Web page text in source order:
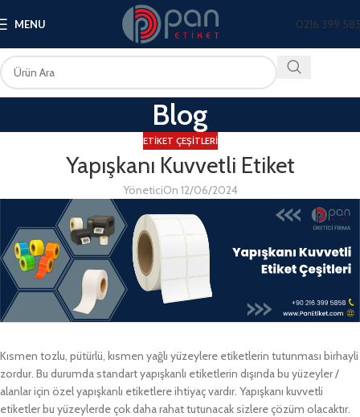
MENU 0216 399
Blog
ETIKET ÇEŞITLERI
Yapışkanı Kuvvetli Etiket
YöneticiOn 12/06/2024
Kısmen tozlu, pütürlü, kısmen yağlı yüzeylere etiketlerin tutunması birhayli
zordur. Bu durumda standart yapışkanlı etiketlerin dışında bu yüzeyler /
alanlar için özel yapışkanlı etiketlere ihtiyaç vardır. Yapışkanı kuvvetli
etiketler bu yüzeylerde çok daha rahat tutunacak sizlere çözüm olacaktır.